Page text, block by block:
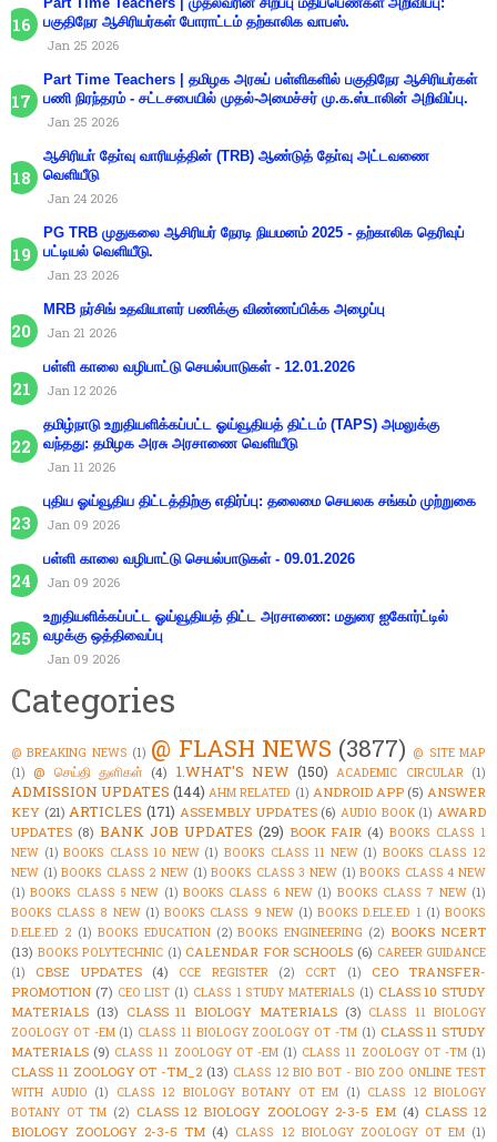
பகுதிநேர ஆசிரியர்கள் போராட்டம் தற்காலிக வாபஸ்.
Jan 25 2026
Part Time Teachers | தமிழக அரசுப் பள்ளிகளில் பகுதிநேர ஆசிரியர்கள்
பணி நிரந்தரம் - சட்டசபையில் முதல்-அமைச்சர் மு.க.ஸ்டாலின் அறிவிப்பு.
Jan 25 2026
ஆசிரியா் தோ்வு வாரியத்தின் (TRB) ஆண்டுத் தோ்வு அட்டவணை
வெளியீடு
Jan 24 2026
PG TRB முதுகலை ஆசிரியர் நேரடி நியமனம் 2025 - தற்காலிக தெரிவுப்
பட்டியல் வெளியீடு.
Jan 23 2026
MRB நர்சிங் உதவியாளர் பணிக்கு விண்ணப்பிக்க அழைப்பு
Jan 21 2026
பள்ளி காலை வழிபாட்டு செயல்பாடுகள் - 12.01.2026
Jan 12 2026
தமிழ்நாடு உறுதியளிக்கப்பட்ட ஓய்வூதியத் திட்டம் (TAPS) அமலுக்கு
வந்தது: தமிழக அரசு அரசாணை வெளியீடு
Jan 11 2026
புதிய ஓய்வூதிய திட்டத்திற்கு எதிர்ப்பு: தலைமை செயலக சங்கம் முற்றுகை
Jan 09 2026
பள்ளி காலை வழிபாட்டு செயல்பாடுகள் - 09.01.2026
Jan 09 2026
உறுதியளிக்கப்பட்ட ஓய்வூதியத் திட்ட அரசாணை: மதுரை ஐகோர்ட்டில்
வழக்கு ஒத்திவைப்பு
Jan 09 2026
Categories
@ BREAKING NEWS (1) @ FLASH NEWS (3877) @ SITE MAP
(1) @ செய்தி துளிகள் (4) 1.WHAT'S NEW (150) ACADEMIC CIRCULAR (1)
ADMISSION UPDATES (144) AHM RELATED (1) ANDROID APP (5) ANSWER
KEY (21) ARTICLES (171) ASSEMBLY UPDATES (6) AUDIO BOOK (1) AWARD
UPDATES (8) BANK JOB UPDATES (29) BOOK FAIR (4) BOOKS CLASS 1
NEW (1) BOOKS CLASS 10 NEW (1) BOOKS CLASS 11 NEW (1) BOOKS CLASS 12
NEW (1) BOOKS CLASS 2 NEW (1) BOOKS CLASS 3 NEW (1) BOOKS CLASS 4 NEW
(1) BOOKS CLASS 5 NEW (1) BOOKS CLASS 6 NEW (1) BOOKS CLASS 7 NEW (1)
BOOKS CLASS 8 NEW (1) BOOKS CLASS 9 NEW (1) BOOKS D.ELE.ED 1 (1) BOOKS
D.ELE.ED 2 (1) BOOKS EDUCATION (2) BOOKS ENGINEERING (2) BOOKS NCERT
(13) BOOKS POLYTECHNIC (1) CALENDAR FOR SCHOOLS (6) CAREER GUIDANCE
(1)
CBSE UPDATES (4) CCE REGISTER (2) CCRT (1)
CEO TRANSFER-
PROMOTION (7) CEO LIST (1) CLASS 1 STUDY MATERIALS (1) CLASS 10 STUDY
MATERIALS (13) CLASS 11 BIOLOGY MATERIALS (3) CLASS 11 BIOLOGY
ZOOLOGY OT -EM (1) CLASS 11 BIOLOGY ZOOLOGY OT -TM (1) CLASS 11 STUDY
MATERIALS (9) CLASS 11 ZOOLOGY OT -EM (1) CLASS 11 ZOOLOGY OT -TM (1)
CLASS 11 ZOOLOGY OT -TM_2 (13) CLASS 12 BIO BOT - BIO ZOO ONLINE TEST
WITH AUDIO (1) CLASS 12 BIOLOGY BOTANY OT EM (1) CLASS 12 BIOLOGY
BOTANY OT TM (2) CLASS 12 BIOLOGY ZOOLOGY 2-3-5 EM (4) CLASS 12
BIOLOGY ZOOLOGY 2-3-5 TM (4) CLASS 12 BIOLOGY ZOOLOGY OT EM (1)